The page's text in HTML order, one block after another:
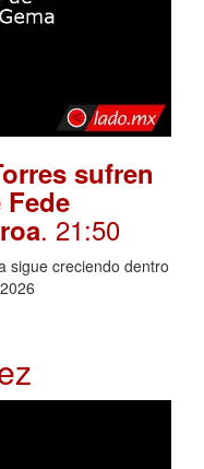
sufren
. 21:50
sigue creciendo dentro